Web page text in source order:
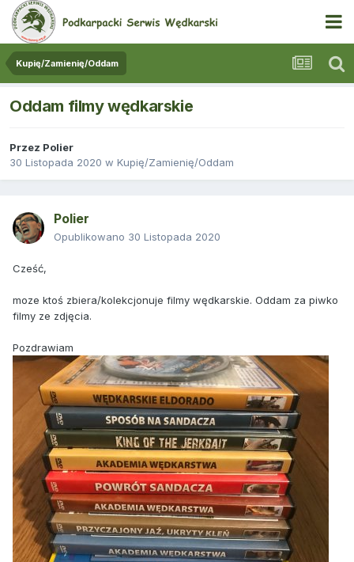
Kupię/Zamienię/Oddam
Oddam filmy wędkarskie
Przez Polier
30 Listopada 2020 w Kupię/Zamienię/Oddam
Polier
Opublikowano 30 Listopada 2020
Cześć,
moze ktoś zbiera/kolekcjonuje filmy wędkarskie. Oddam za piwko
filmy ze zdjęcia.
Pozdrawiam